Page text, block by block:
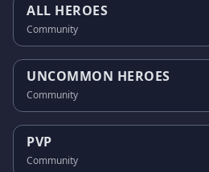
ALL HEROES
Community
UNCOMMON HEROES
Community
PVP
Community